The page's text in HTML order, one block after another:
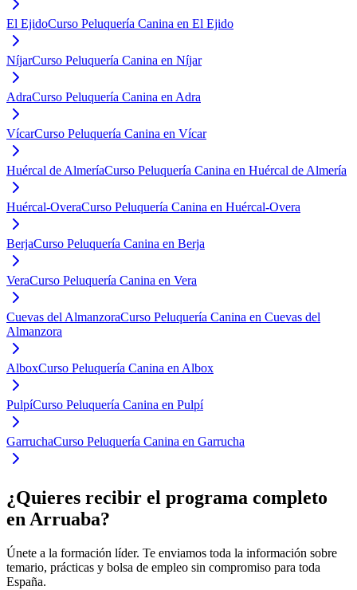
El EjidoCurso Peluquería Canina en El Ejido
NíjarCurso Peluquería Canina en Níjar
AdraCurso Peluquería Canina en Adra
VícarCurso Peluquería Canina en Vícar
Huércal de AlmeríaCurso Peluquería Canina en Huércal de Almería
Huércal-OveraCurso Peluquería Canina en Huércal-Overa
BerjaCurso Peluquería Canina en Berja
VeraCurso Peluquería Canina en Vera
Cuevas del AlmanzoraCurso Peluquería Canina en Cuevas del
Almanzora
AlboxCurso Peluquería Canina en Albox
PulpíCurso Peluquería Canina en Pulpí
GarruchaCurso Peluquería Canina en Garrucha
¿Quieres recibir el programa completo
en Arruaba?
Únete a la formación líder. Te enviamos toda la información sobre
temario, prácticas y bolsa de empleo sin compromiso para toda
España.